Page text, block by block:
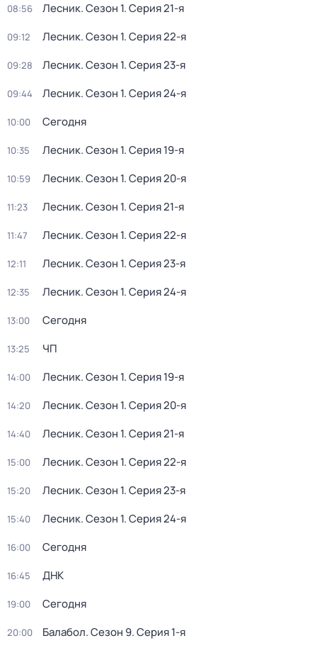
08:56 Лесник. Сезон 1. Серия 21-я
09:12 Лесник. Сезон 1. Серия 22-я
09:28 Лесник. Сезон 1. Серия 23-я
09:44 Лесник. Сезон 1. Серия 24-я
10:00 Сегодня
10:35 Лесник. Сезон 1. Серия 19-я
10:59 Лесник. Сезон 1. Серия 20-я
11:23 Лесник. Сезон 1. Серия 21-я
11:47 Лесник. Сезон 1. Серия 22-я
12:11 Лесник. Сезон 1. Серия 23-я
12:35 Лесник. Сезон 1. Серия 24-я
13:00 Сегодня
13:25 ЧП
14:00 Лесник. Сезон 1. Серия 19-я
14:20 Лесник. Сезон 1. Серия 20-я
14:40 Лесник. Сезон 1. Серия 21-я
15:00 Лесник. Сезон 1. Серия 22-я
15:20 Лесник. Сезон 1. Серия 23-я
15:40 Лесник. Сезон 1. Серия 24-я
16:00 Сегодня
16:45 ДНК
19:00 Сегодня
20:00 Балабол. Сезон 9. Серия 1-я